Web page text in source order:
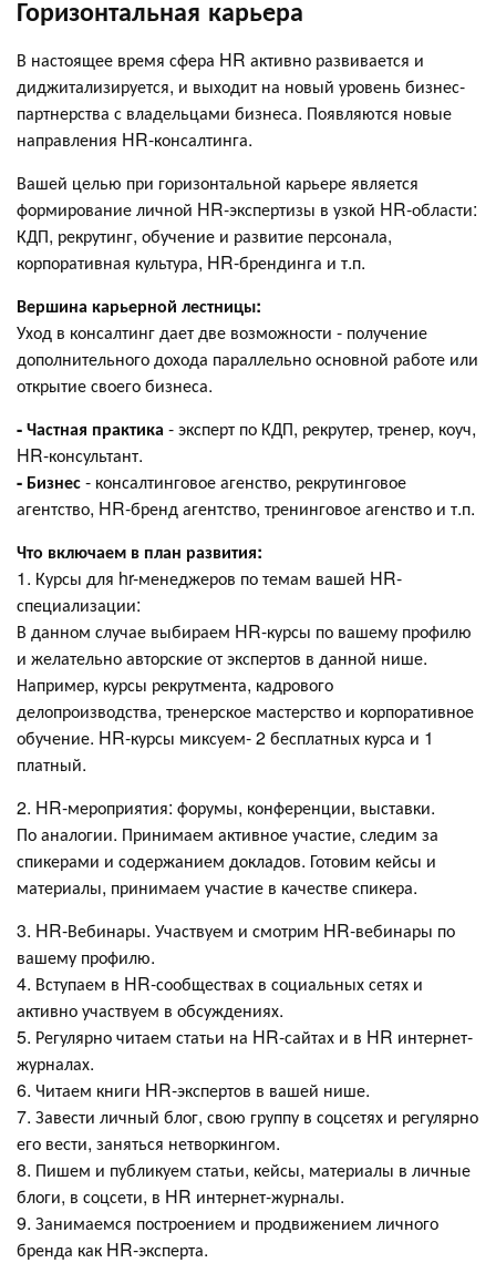
Горизонтальная карьера
В настоящее время сфера HR активно развивается и
диджитализируется, и выходит на новый уровень бизнес-
партнерства с владельцами бизнеса. Появляются новые
направления HR-консалтинга.
Вашей целью при горизонтальной карьере является
формирование личной HR-экспертизы в узкой HR-области:
КДП, рекрутинг, обучение и развитие персонала,
корпоративная культура, HR-брендинга и т.п.
Вершина карьерной лестницы:
Уход в консалтинг дает две возможности - получение
дополнительного дохода параллельно основной работе или
открытие своего бизнеса.
- Частная практика - эксперт по КДП, рекрутер, тренер, коуч,
HR-консультант.
- Бизнес- консалтинговое агенство, рекрутинговое
агентство, HR-бренд агентство, тренинговое агенство и т.п.
Что включаем в план развития:
1. Курсы для hr-менеджеров по темам вашей HR-
специализации:
В данном случае выбираем HR-курсы по вашему профилю
и желательно авторские от экспертов в данной нише.
Например, курсы рекрутмента, кадрового
делопроизводства, тренерское мастерство и корпоративное
обучение. HR-курсы миксуем- 2 бесплатных курса и 1
платный.
2. HR-мероприятия: форумы, конференции, выставки.
По аналогии. Принимаем активное участие, следим за
спикерами и содержанием докладов. Готовим кейсы и
материалы, принимаем участие в качестве спикера.
3. HR-Вебинары. Участвуем и смотрим HR-вебинары по
вашему профилю.
4. Вступаем в HR-сообществах в социальных сетях и
активно участвуем в обсуждениях.
5. Регулярно читаем статьи на HR-сайтах и в HR интернет-
журналах.
6. Читаем книги HR-экспертов в вашей нише.
7. Завести личный блог, свою группу в соцсетях и регулярно
его вести, заняться нетворкингом.
8. Пишем и публикуем статьи, кейсы, материалы в личные
блоги, в соцсети, в HR интернет-журналы.
9. Занимаемся построением и продвижением личного
бренда как HR-эксперта.